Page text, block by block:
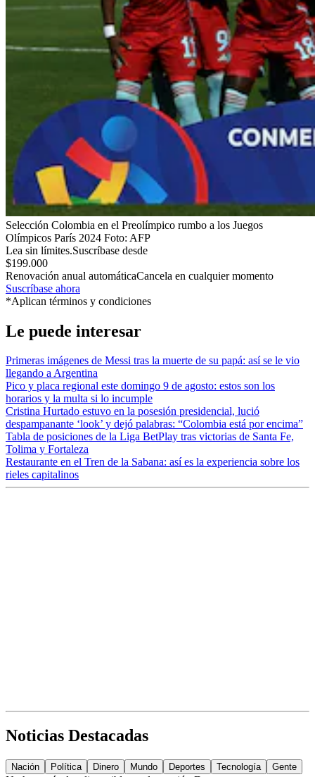
Selección Colombia en el Preolímpico rumbo a los Juegos
Olímpicos París 2024 Foto: AFP
Lea sin límites.Suscríbase desde
$199.000
Renovación anual automáticaCancela en cualquier momento
Suscríbase ahora
*Aplican términos y condiciones
Le puede interesar
Primeras imágenes de Messi tras la muerte de su papá: así se le vio
llegando a Argentina
Pico y placa regional este domingo 9 de agosto: estos son los
horarios y la multa si lo incumple
Cristina Hurtado estuvo en la posesión presidencial, lució
despampanante ‘look’ y dejó palabras: “Colombia está por encima”
Tabla de posiciones de la Liga BetPlay tras victorias de Santa Fe,
Tolima y Fortaleza
Restaurante en el Tren de la Sabana: así es la experiencia sobre los
rieles capitalinos
Noticias Destacadas
Nación Política Dinero Mundo Deportes Tecnología Gente